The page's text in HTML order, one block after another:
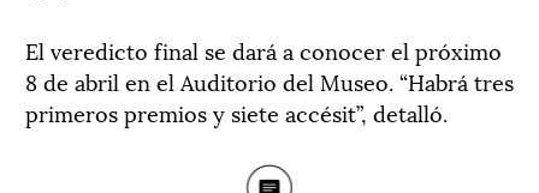
El veredicto final se dará a conocer el próximo
8 de abril en el Auditorio del Museo. “Habrá tres
primeros premios y siete accésit”, detalló.